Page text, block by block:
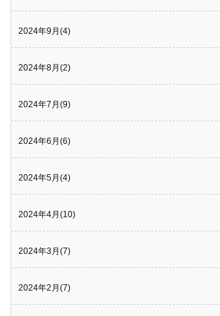
2024年9月(4)
2024年8月(2)
2024年7月(9)
2024年6月(6)
2024年5月(4)
2024年4月(10)
2024年3月(7)
2024年2月(7)